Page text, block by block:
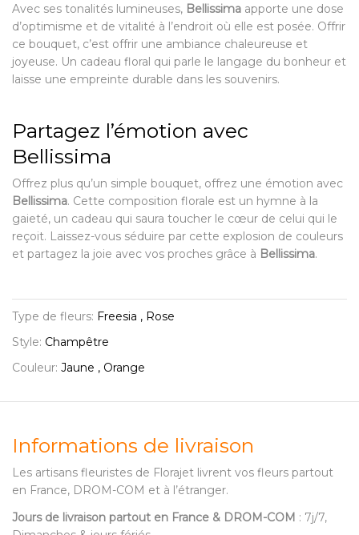
Avec ses tonalités lumineuses, Bellissima apporte une dose
d’optimisme et de vitalité à l’endroit où elle est posée. Offrir
ce bouquet, c’est offrir une ambiance chaleureuse et
joyeuse. Un cadeau floral qui parle le langage du bonheur et
laisse une empreinte durable dans les souvenirs.
Partagez l’émotion avec
Bellissima
Offrez plus qu’un simple bouquet, offrez une émotion avec
Bellissima. Cette composition florale est un hymne à la
gaieté, un cadeau qui saura toucher le cœur de celui qui le
reçoit. Laissez-vous séduire par cette explosion de couleurs
et partagez la joie avec vos proches grâce à Bellissima.
Type de fleurs: Freesia , Rose
Style: Champêtre
Couleur: Jaune , Orange
Informations de livraison
Les artisans fleuristes de Florajet livrent vos fleurs partout
en France, DROM-COM et à l’étranger.
Jours de livraison partout en France & DROM-COM : 7j/7,